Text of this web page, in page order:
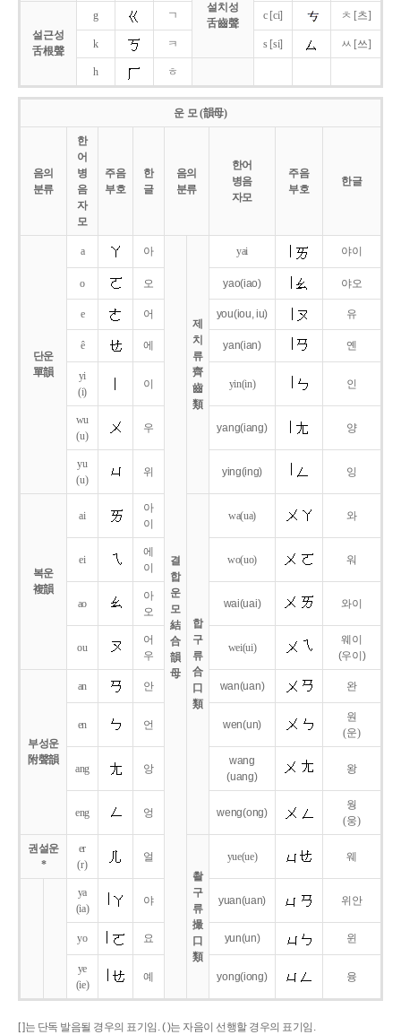
설치성
舌齒聲
설근성
舌根聲
g ㄱ c [ci] ㅊ [츠]
k ㅋ s [si] ㅆ [쓰]
h ㅎ
운 모 (韻母)
음의
분류
한
어
병
음
자
모
주음
부호
한
글
음의
분류
한어
병음
자모
주음
부호
한글
단운
單韻
a 아
결
합
운
모
結
合
韻
母
제
치
류
齊
齒
類
yai 야이
o 오 yao(iao) 야오
e 어 you(iou,iu) 유
ê 에 yan(ian) 옌
yi
(i)
이 yin(in) 인
wu
(u)
우 yang(iang) 양
yu
(u)
위 ying(ing) 잉
복운
複韻
ai
아
이
합
구
류
合
口
類
wa(ua) 와
ei
에
이
wo(uo) 워
ao
아
오
wai(uai) 와이
ou
어
우
wei(ui)
웨이
(우이)
부성운
附聲韻
an 안 wan(uan) 완
en 언 wen(un)
원
(운)
ang 앙
wang
(uang)
왕
eng 엉 weng(ong)
웡
(웅)
권설운
*
er
(r)
얼
촬
구
류
撮
口
類
yue(ue) 웨
ya
(ia)
야 yuan(uan) 위안
yo 요 yun(un) 윈
ye
(ie)
예 yong(iong) 융
[ ]는 단독 발음될 경우의 표기임. ( )는 자음이 선행할 경우의 표기임.